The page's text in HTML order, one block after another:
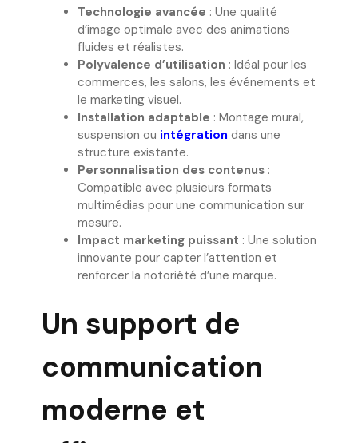
Technologie avancée : Une qualité
d’image optimale avec des animations
fluides et réalistes.
Polyvalence d’utilisation : Idéal pour les
commerces, les salons, les événements et
le marketing visuel.
Installation adaptable : Montage mural,
suspension ou intégration dans une
structure existante.
Personnalisation des contenus :
Compatible avec plusieurs formats
multimédias pour une communication sur
mesure.
Impact marketing puissant : Une solution
innovante pour capter l’attention et
renforcer la notoriété d’une marque.
Un support de
communication
moderne et